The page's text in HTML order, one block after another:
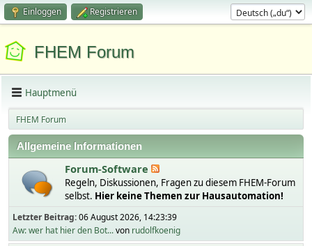
Einloggen Registrieren
FHEM Forum
Hauptmenü
FHEM Forum
Allgemeine Informationen
Forum-Software
Regeln, Diskussionen, Fragen zu diesem FHEM-Forum
selbst. Hier keine Themen zur Hausautomation!
Letzter Beitrag:06 August 2026, 14:23:39
Aw: wer hat hier den Bot...von rudolfkoenig